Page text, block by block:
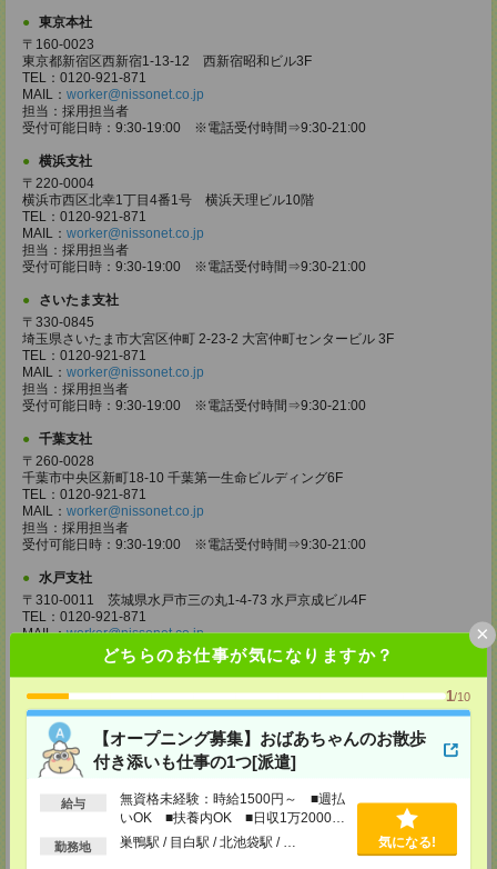
どちらのお仕事が気になりますか？
1/10
【オープニング募集】おばあちゃんのお散歩
付き添いも仕事の1つ[派遣]
給与
無資格未経験：時給1500円～ ■週払
いOK ■扶養内OK ■日収1万2000円
以上
勤務地 巣鴨駅 / 目白駅 / 北池袋駅 / … 気になる!
×
東京本社
〒160-0023
東京都新宿区西新宿1-13-12 西新宿昭和ビル3F
TEL：0120-921-871
MAIL： worker@nissonet.co.jp
担当：採用担当者
受付可能日時：9:30-19:00 ※電話受付時間⇒9:30-21:00
横浜支社
〒220-0004
横浜市西区北幸1丁目4番1号 横浜天理ビル10階
TEL：0120-921-871
MAIL： worker@nissonet.co.jp
担当：採用担当者
受付可能日時：9:30-19:00 ※電話受付時間⇒9:30-21:00
さいたま支社
〒330-0845
埼玉県さいたま市大宮区仲町 2-23-2 大宮仲町センタービル 3F
TEL：0120-921-871
MAIL： worker@nissonet.co.jp
担当：採用担当者
受付可能日時：9:30-19:00 ※電話受付時間⇒9:30-21:00
千葉支社
〒260-0028
千葉市中央区新町18-10 千葉第一生命ビルディング6F
TEL：0120-921-871
MAIL： worker@nissonet.co.jp
担当：採用担当者
受付可能日時：9:30-19:00 ※電話受付時間⇒9:30-21:00
水戸支社
〒310-0011 茨城県水戸市三の丸1-4-73 水戸京成ビル4F
TEL：0120-921-871
MAIL：worker@nissonet.co.jp
担当：採用担当者
受付可能日時：9:30-19:00 ※電話受付時間⇒9:30-21:00
宇都宮支社
〒320-0811 栃木県宇都宮市大通り1-2-11 フコク生命ビル4F
TEL：0120-921-871
MAIL：worker@nissonet.co.jp
担当：採用担当者
受付可能日時：9:30-19:00 ※電話受付時間⇒9:30-21:00
埼玉県さいたま市大宮区仲町2-23-2 大宮仲町センタービル3F（さいたま